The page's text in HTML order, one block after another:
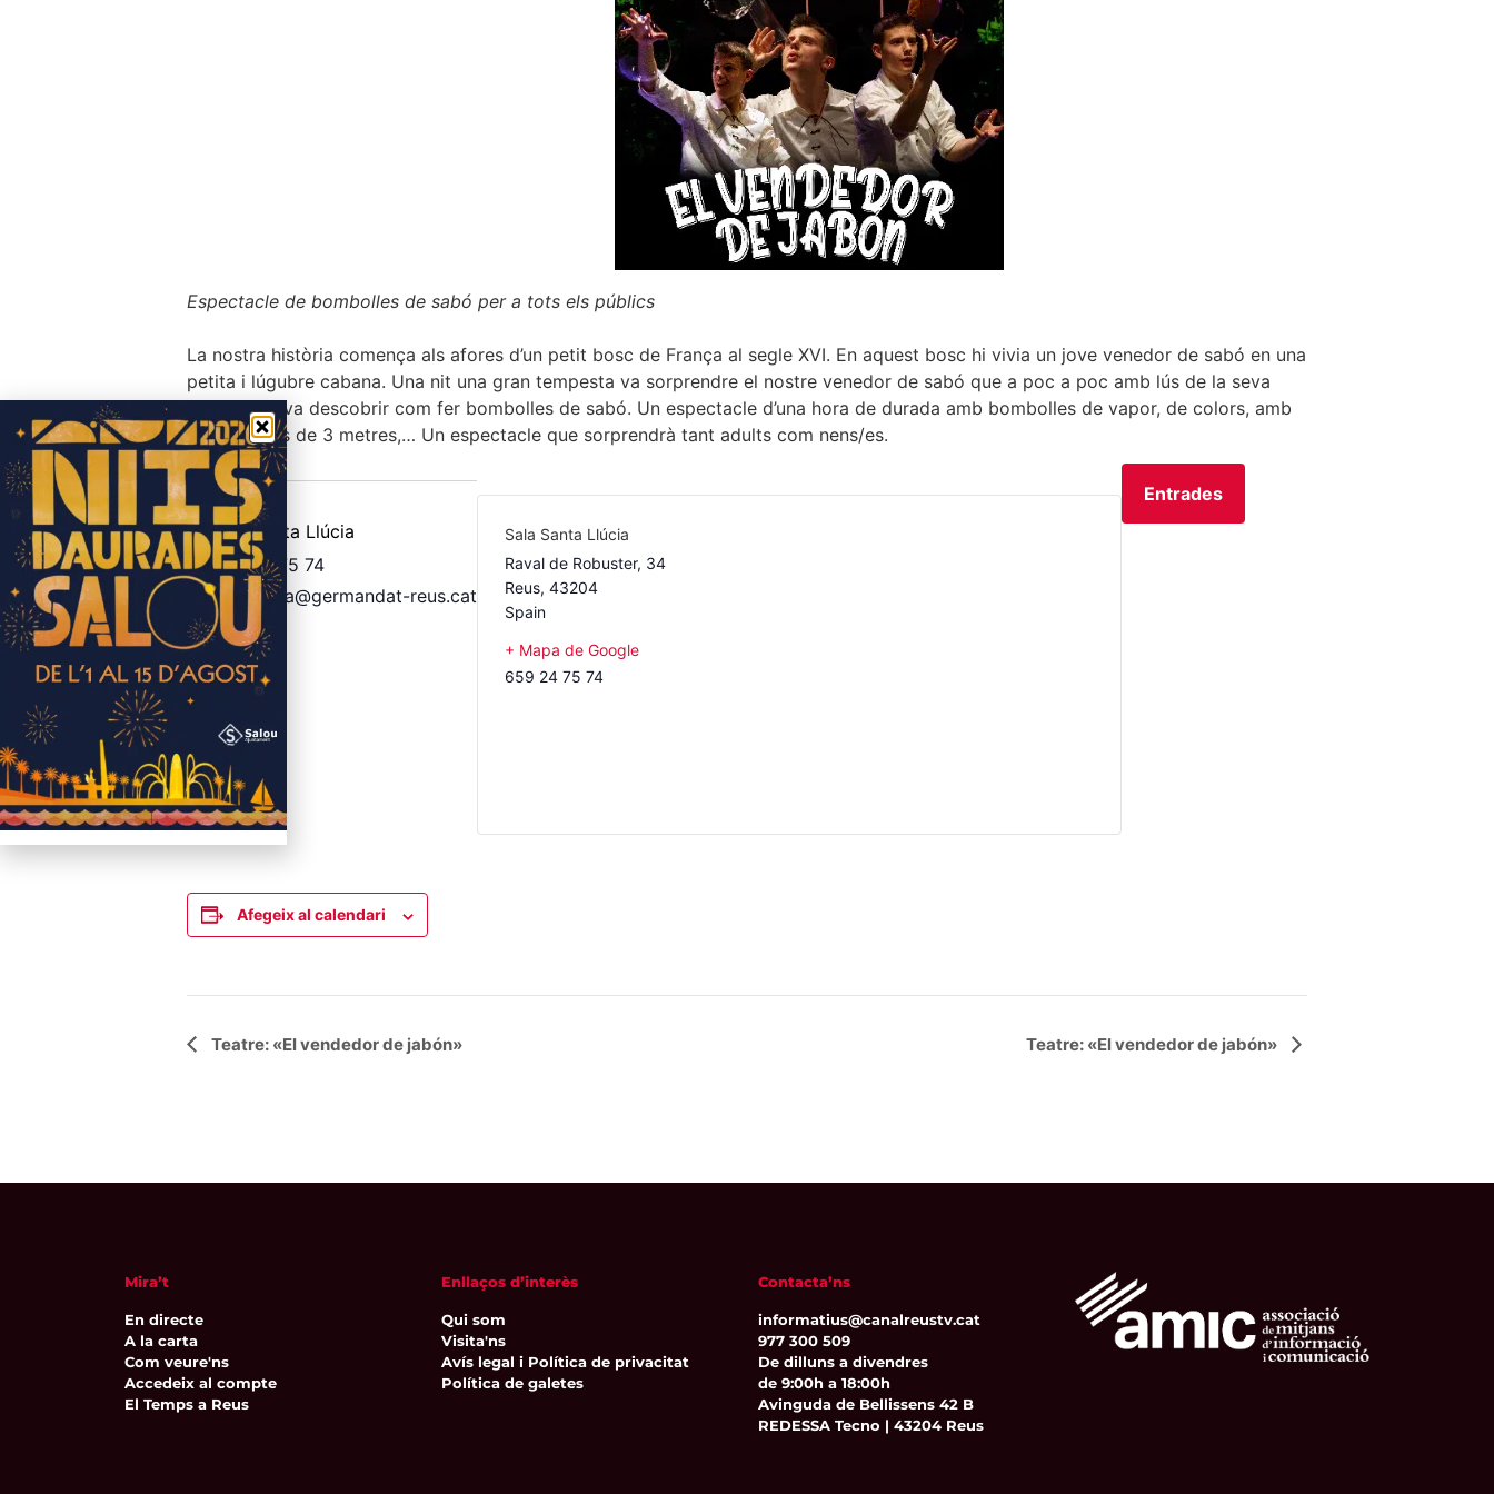
Espectacle de bombolles de sabó per a tots els públics
La nostra història comença als afores d’un petit bosc de França al segle XVI. En aquest bosc hi vivia un jove venedor de sabó en una
petita i lúgubre cabana. Una nit una gran tempesta va sorprendre el nostre venedor de sabó que a poc a poc amb lús de la seva
imaginació va descobrir com fer bombolles de sabó. Un espectacle d’una hora de durada amb bombolles de vapor, de colors, amb
fum, de més de 3 metres,… Un espectacle que sorprendrà tant adults com nens/es.
€6
Sala Santa Llúcia
659 24 75 74
secretaria@germandat-reus.cat
Sala Santa Llúcia
Raval de Robuster, 34
Reus, 43204
Spain
+ Mapa de Google
659 24 75 74
Entrades
Afegeix al calendari
Navegació
Teatre: «El vendedor de jabón» Teatre: «El vendedor de jabón»
Mira’t
En directe
A la carta
Com veure'ns
Accedeix al compte
El Temps a Reus
Enllaços d’interès
Qui som
Visita'ns
Avís legal i Política de privacitat
Política de galetes
Contacta’ns
informatius@canalreustv.cat
977 300 509
De dilluns a divendres
de 9:00h a 18:00h
Avinguda de Bellissens 42 B
REDESSA Tecno | 43204 Reus